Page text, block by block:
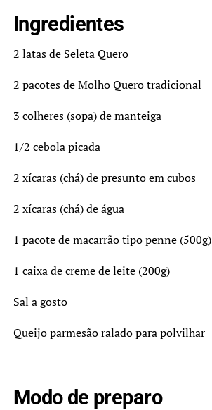
Ingredientes
2 latas de Seleta Quero
2 pacotes de Molho Quero tradicional
3 colheres (sopa) de manteiga
1/2 cebola picada
2 xícaras (chá) de presunto em cubos
2 xícaras (chá) de água
1 pacote de macarrão tipo penne (500g)
1 caixa de creme de leite (200g)
Sal a gosto
Queijo parmesão ralado para polvilhar
Modo de preparo